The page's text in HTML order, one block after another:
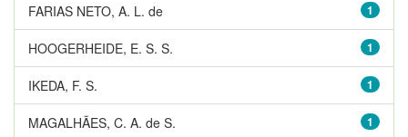
1
FARIAS NETO, A. L. de
1
HOOGERHEIDE, E. S. S.
1
IKEDA, F. S.
1
MAGALHÃES, C. A. de S.